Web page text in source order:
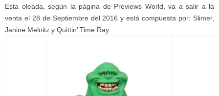
Esta oleada, según la página de Previews World, va a salir a la
venta el 28 de Septiembre del 2016 y está compuesta por: Slimer,
Janine Melnitz y Quittin’ Time Ray.